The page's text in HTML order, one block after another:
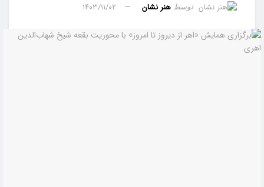
توسط هنر نشان ۱۴۰۳/۱۱/۰۲